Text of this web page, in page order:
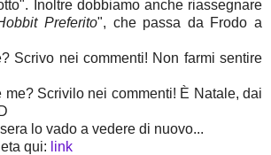
Inoltre dobbiamo anche riassegnare
Preferito", che passa da Frodo a
Scrivo nei commenti! Non farmi sentire
me? Scrivilo nei commenti! È Natale, dai
lo vado a vedere di nuovo...
qui: link